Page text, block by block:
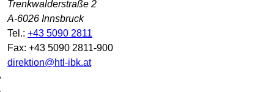
Trenkwalderstraße 2
A-6026 Innsbruck
Tel.: +43 5090 2811
Fax: +43 5090 2811-900
direktion@htl-ibk.at